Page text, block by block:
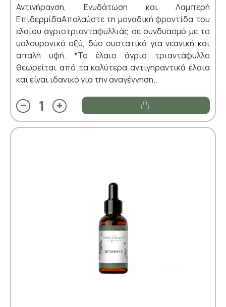
Αντιγήρανση, Ενυδάτωση και Λαμπερή
ΕπιδερμίδαΑπολαύστε τη μοναδική φροντίδα του
ελαίου αγριοτριανταφυλλιάς σε συνδυασμό με το
υαλουρονικό οξύ, δύο συστατικά για νεανική και
απαλή υφή. *Το έλαιο άγριο τριαντάφυλλο
θεωρείται από τα καλύτερα αντιγηραντικά έλαια
και είναι ιδανικό για την αναγέννηση..